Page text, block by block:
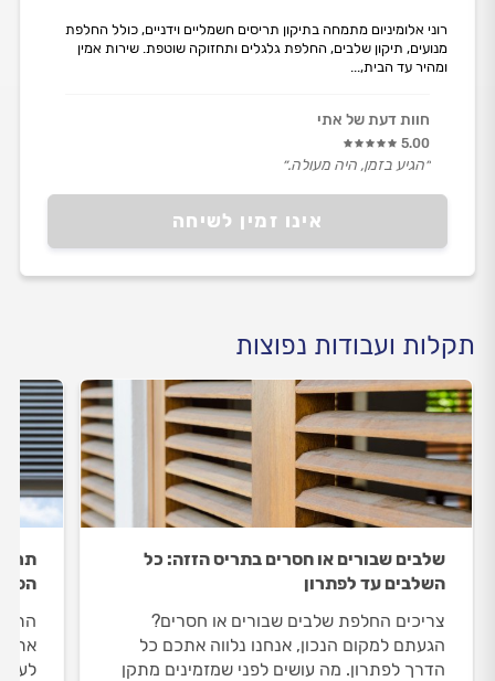
אינו זמין לשיחה
רוני אלומיניום מתמחה בתיקון תריסים חשמליים וידניים, כולל החלפת
מנועים, תיקון שלבים, החלפת גלגלים ותחזוקה שוטפת. שירות אמין
ומהיר עד הבית,...
חוות דעת של אתי
5.00
״הגיע בזמן, היה מעולה.״
תקלות ועבודות נפוצות
שלבים שבורים או חסרים בתריס הזזה: כל
השלבים עד לפתרון
צריכים החלפת שלבים שבורים או חסרים?
הגעתם למקום הנכון, אנחנו נלווה אתכם כל
הדרך לפתרון. מה עושים לפני שמזמינים מתקן